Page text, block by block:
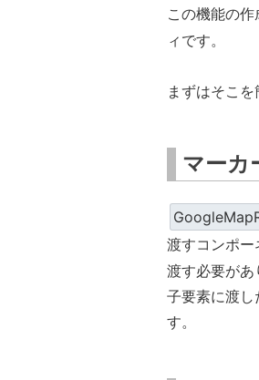
この機能の
ィです。
まずはそこを
マーカ
渡すコンポ
渡す必要があ
子要素に渡
す。